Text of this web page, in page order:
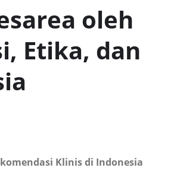
oleh
Etika, dan
Klinis di Indonesia